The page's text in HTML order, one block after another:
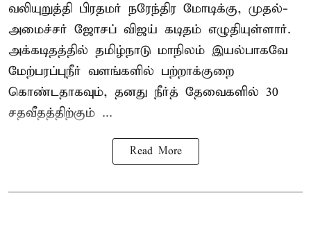
வலியுறுத்தி பிரதமர் நரேந்திர மோடிக்கு, முதல்-
அமைச்சர் ஜோசப் விஜய் கடிதம் எழுதியுள்ளார்.
அக்கடிதத்தில் தமிழ்நாடு மாநிலம் இயல்பாகவே
மேற்பரப்புநீர் வளங்களில் பற்றாக்குறை
கொண்டதாகவும், தனது நீர்த் தேவைகளில் 30
சதவீதத்திற்கும் ...
Read More